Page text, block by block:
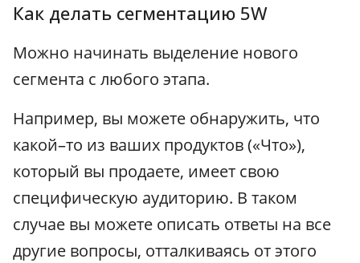
Как делать сегментацию 5W
Можно начинать выделение нового
сегмента с любого этапа.
Например, вы можете обнаружить, что
какой–то из ваших продуктов («Что»),
который вы продаете, имеет свою
специфическую аудиторию. В таком
случае вы можете описать ответы на все
другие вопросы, отталкиваясь от этого